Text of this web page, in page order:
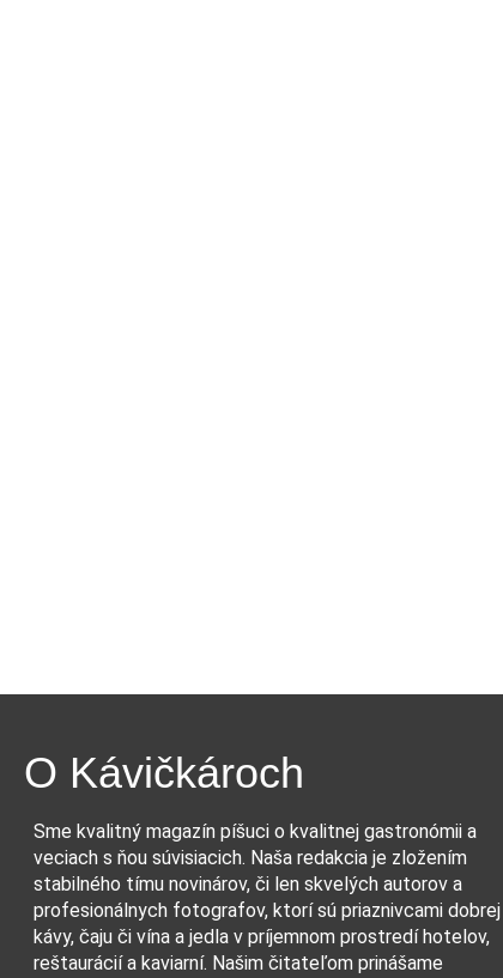
O Kávičkároch
Sme kvalitný magazín píšuci o kvalitnej gastronómii a
veciach s ňou súvisiacich. Naša redakcia je zložením
stabilného tímu novinárov, či len skvelých autorov a
profesionálnych fotografov, ktorí sú priaznivcami dobrej
kávy, čaju či vína a jedla v príjemnom prostredí hotelov,
reštaurácií a kaviarní. Našim čitateľom prinášame